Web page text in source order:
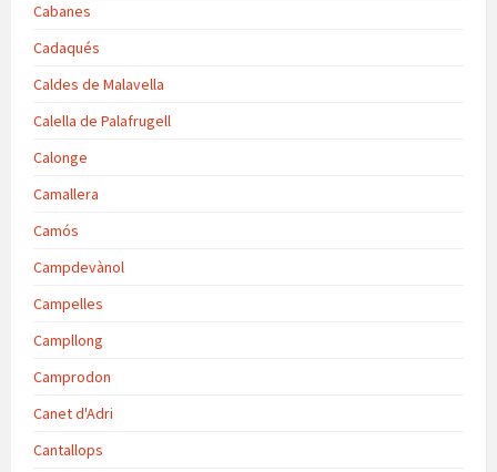
Cabanes
Cadaqués
Caldes de Malavella
Calella de Palafrugell
Calonge
Camallera
Camós
Campdevànol
Campelles
Campllong
Camprodon
Canet d'Adri
Cantallops